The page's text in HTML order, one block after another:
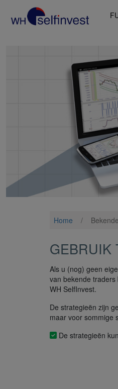
Home /
GEBRUIK
Als u (nog) geen
van bekende
WH SelfInvest.
De strategieën zijn
maar voor sommige
De strategieën